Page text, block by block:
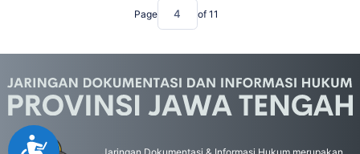
Accessibility
Page of 11